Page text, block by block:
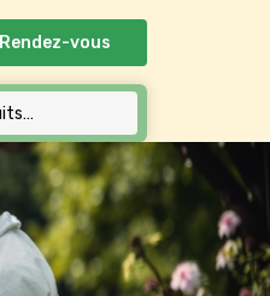
Rendez-vous